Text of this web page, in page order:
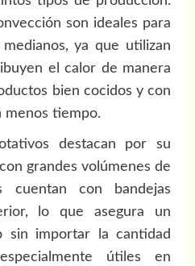
son ideales para
ya que utilizan
el calor de manera
bien cocidos y con
menos tiempo.
destacan por su
grandes volúmenes de
cuentan con bandejas
lo que asegura un
sin importar la cantidad
útiles en